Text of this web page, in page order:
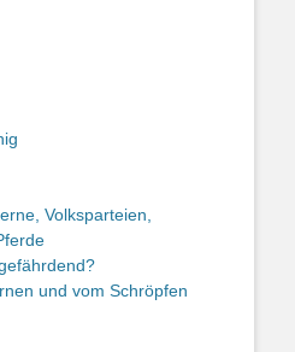
Volksparteien,
und vom Schröpfen